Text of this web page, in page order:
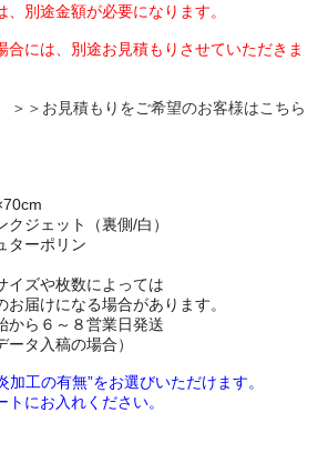
別途金額が必要になります。
には、別途お見積もりさせていただきま
＞＞お見積もりをご希望のお客様はこちら
ェット（裏側/白）
ーポリン
枚数によっては
なる場合があります。
６～８営業日発送
稿の場合）
工の有無”をお選びいただけます。
にお入れください。